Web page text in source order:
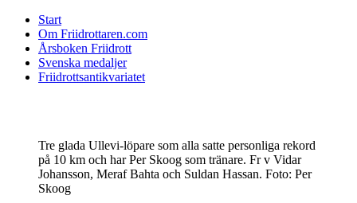
Start
Om Friidrottaren.com
Årsboken Friidrott
Svenska medaljer
Friidrottsantikvariatet
Tre glada Ullevi-löpare som alla satte personliga rekord
på 10 km och har Per Skoog som tränare. Fr v Vidar
Johansson, Meraf Bahta och Suldan Hassan. Foto: Per
Skoog